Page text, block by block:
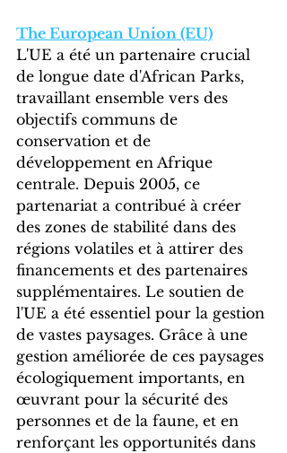
The European Union (EU)
L'UE a été un partenaire crucial
de longue date d'African Parks,
travaillant ensemble vers des
objectifs communs de
conservation et de
développement en Afrique
centrale. Depuis 2005, ce
partenariat a contribué à créer
des zones de stabilité dans des
régions volatiles et à attirer des
financements et des partenaires
supplémentaires. Le soutien de
l'UE a été essentiel pour la gestion
de vastes paysages. Grâce à une
gestion améliorée de ces paysages
écologiquement importants, en
œuvrant pour la sécurité des
personnes et de la faune, et en
renforçant les opportunités dans